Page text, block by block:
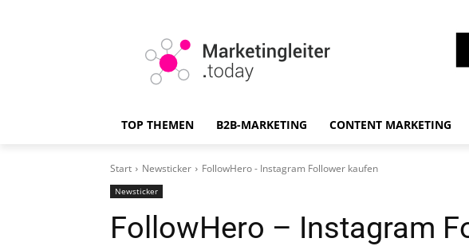
TOP THEMEN B2B-MARKETING CONTENT MARKETING
Start Newsticker FollowHero - Instagram Follower kaufen
Newsticker
FollowHero – Instagram